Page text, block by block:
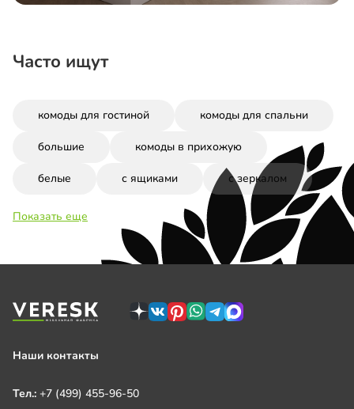
Часто ищут
комоды для гостиной комоды для спальни
большие комоды в прихожую
белые с ящиками с зеркалом
Показать еще
Наши контакты
Тел.: +7 (499) 455-96-50